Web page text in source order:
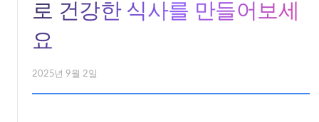
로 건강한 식사를 만들어보세
요
2025년 9월 2일